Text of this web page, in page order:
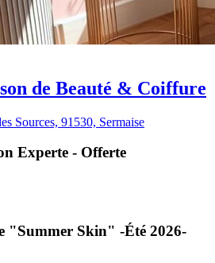
de Beauté & Coiffure
Sources, 91530, Sermaise
Experte - Offerte
"Summer Skin" -Été 2026-